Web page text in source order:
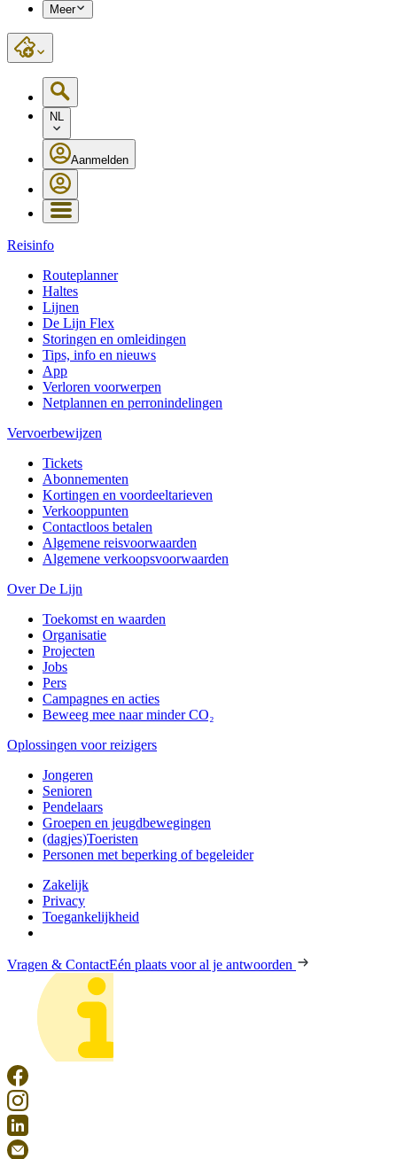
Meer
NL
Aanmelden
Reisinfo
Routeplanner
Haltes
Lijnen
De Lijn Flex
Storingen en omleidingen
Tips, info en nieuws
App
Verloren voorwerpen
Netplannen en perronindelingen
Vervoerbewijzen
Tickets
Abonnementen
Kortingen en voordeeltarieven
Verkooppunten
Contactloos betalen
Algemene reisvoorwaarden
Algemene verkoopsvoorwaarden
Over De Lijn
Toekomst en waarden
Organisatie
Projecten
Jobs
Pers
Campagnes en acties
Beweeg mee naar minder CO₂
Oplossingen voor reizigers
Jongeren
Senioren
Pendelaars
Groepen en jeugdbewegingen
(dagjes)Toeristen
Personen met beperking of begeleider
Zakelijk
Privacy
Toegankelijkheid
Vragen & ContactEén plaats voor al je antwoorden